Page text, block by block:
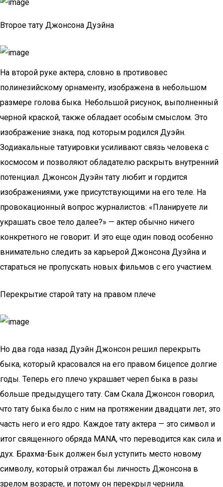
Второе тату Джонсона Дуэйна
На второй руке актера, словно в противовес
полинезийскому орнаменту, изображена в небольшом
размере голова быка. Небольшой рисунок, выполненный
черной краской, также обладает особым смыслом. Это
изображение знака, под которым родился Дуэйн.
Зодиакальные татуировки усиливают связь человека с
космосом и позволяют обладателю раскрыть внутренний
потенциал. Джонсон Дуэйн тату любит и гордится
изображениями, уже присутствующими на его теле. На
провокационный вопрос журналистов: «Планируете ли
украшать свое тело далее?» — актер обычно ничего
конкретного не говорит. И это еще один повод особенно
внимательно следить за карьерой Джонсона Дуэйна и
стараться не пропускать новых фильмов с его участием.
Перекрытие старой тату на правом плече
Но два года назад Дуэйн Джонсон решил перекрыть
быка, который красовался на его правом бицепсе долгие
годы. Теперь его плечо украшает череп быка в разы
больше предыдущего тату. Сам Скала Джонсон говорил,
что тату быка было с ним на протяжении двадцати лет, это
часть него и его ядро. Каждое тату актера — это символ и
итог священного обряда MANA, что переводится как сила и
дух. Брахма-Бык должен был уступить место новому
символу, который отражал бы личность Джонсона в
зрелом возрасте, и потому он перекрыл чернила.